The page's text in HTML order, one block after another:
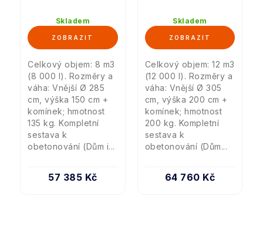
Skladem
57 385 Kč
Celkový objem: 8 m3
(8 000 l). Rozměry a
váha: Vnější Ø 285
cm, výška 150 cm +
komínek; hmotnost
135 kg. Kompletní
sestava k
obetonování (Dům i...
Skladem
64 760 Kč
Celkový objem: 12 m3
(12 000 l). Rozměry a
váha: Vnější Ø 305
cm, výška 200 cm +
komínek; hmotnost
200 kg. Kompletní
sestava k
obetonování (Dům...